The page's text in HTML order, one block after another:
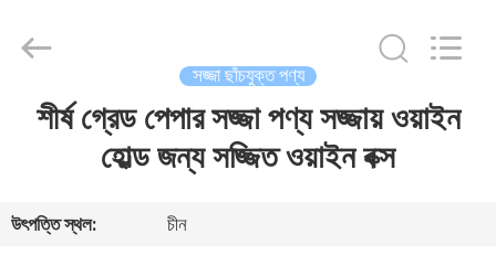
বাড়ি
Equipment
Reserved.
সজ্জা ছাঁচযুক্ত পণ্য
শীর্ষ গ্রেড পেপার সজ্জা পণ্য সজ্জায় ওয়াইন
হোল্ড জন্য সজ্জিত ওয়াইন বক্স
উৎপত্তি স্থল:
চীন